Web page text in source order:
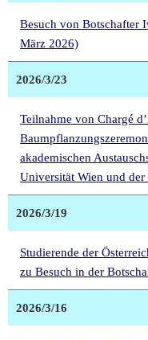
Besuch von Botschafter
März 2026)
2026/3/23
Teilnahme von Chargé
akademischen
Universität Wien und
2026/3/19
Studierende der
zu Besuch in der
2026/3/16